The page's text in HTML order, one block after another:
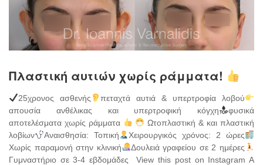
Πλαστική αυτιών χωρίς ράμματα!
25χρονος ασθενής
πεταχτά αυτιά & υπερτροφία λοβού
απουσία ανθέλικας και υπερτροφική κόγχη
φυσικά
αποτελέσματα χωρίς ράμματα
Ωτοπλαστική & και πλαστική
λοβίων
Αναισθησία: Τοπική
Χειρουργικός χρόνος: 2 ώρες
Χωρίς παραμονή στην κλινική
Δουλειά γραφείου σε 2 ημέρες
Γυμναστήριο σε 3-4 εβδομάδες View this post on Instagram A